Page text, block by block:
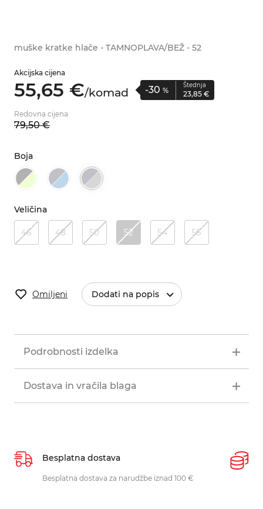
muške kratke hlače - TAMNOPLAVA/BEŽ - 52
Akcijska cijena
55,65 €/komad -30 %
Štednja
23,85 €
Redovna cijena
79,50 €
Boja
Veličina
46 48 50 52 54 56
Omiljeni Dodati na popis
Podrobnosti izdelka
Dostava in vračila blaga
Besplatna dostava
Besplatna dostava za narudžbe iznad 100 €